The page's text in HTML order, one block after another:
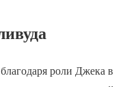
роли Джека в